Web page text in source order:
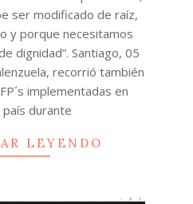
ser modificado de raíz,
y porque necesitamos
dignidad”. Santiago, 05
recorrió también
implementadas en
durante
LEYENDO